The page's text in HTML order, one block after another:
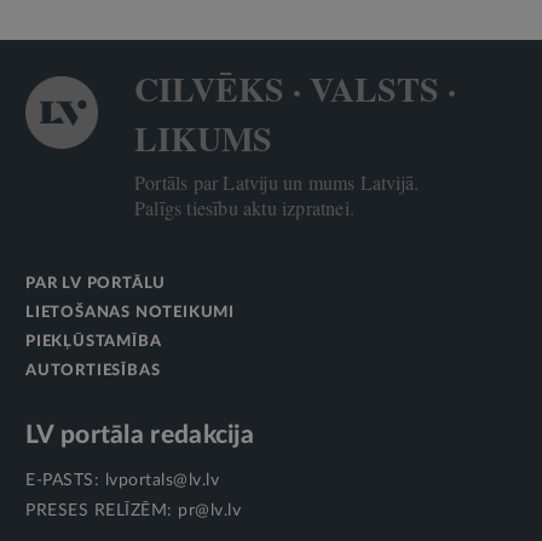
CILVĒKS · VALSTS ·
LIKUMS
Portāls par Latviju un mums Latvijā.
Palīgs tiesību aktu izpratnei.
PAR LV PORTĀLU
LIETOŠANAS NOTEIKUMI
PIEKĻŪSTAMĪBA
AUTORTIESĪBAS
LV portāla redakcija
E-PASTS:
lvportals@lv.lv
PRESES RELĪZĒM: pr@lv.lv